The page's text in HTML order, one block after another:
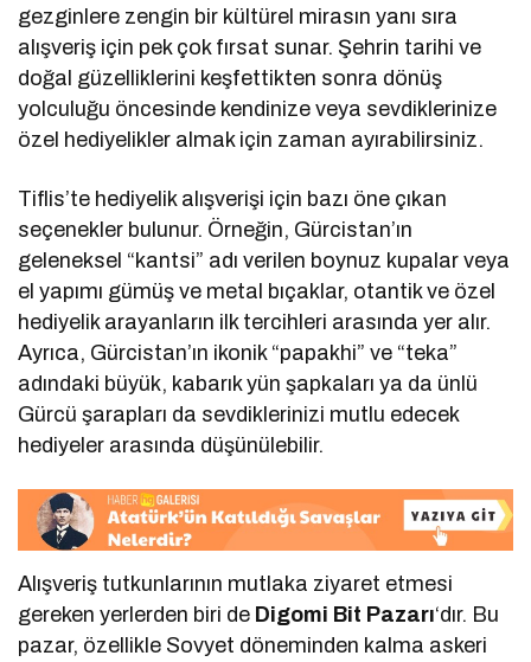
gezginlere zengin bir kültürel mirasın yanı sıra
alışveriş için pek çok fırsat sunar. Şehrin tarihi ve
doğal güzelliklerini keşfettikten sonra dönüş
yolculuğu öncesinde kendinize veya sevdiklerinize
özel hediyelikler almak için zaman ayırabilirsiniz.
Tiflis’te hediyelik alışverişi için bazı öne çıkan
seçenekler bulunur. Örneğin, Gürcistan’ın
geleneksel “kantsi” adı verilen boynuz kupalar veya
el yapımı gümüş ve metal bıçaklar, otantik ve özel
hediyelik arayanların ilk tercihleri arasında yer alır.
Ayrıca, Gürcistan’ın ikonik “papakhi” ve “teka”
adındaki büyük, kabarık yün şapkaları ya da ünlü
Gürcü şarapları da sevdiklerinizi mutlu edecek
hediyeler arasında düşünülebilir.
Alışveriş tutkunlarının mutlaka ziyaret etmesi
gereken yerlerden biri de Digomi Bit Pazarı‘dır. Bu
pazar, özellikle Sovyet döneminden kalma askeri